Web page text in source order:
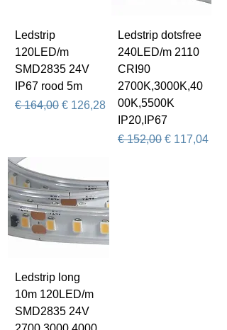
Ledstrip
120LED/m
SMD2835 24V
IP67 rood 5m
Normale prijs
€ 164,00 Verkoopprijs
€ 126,28
Ledstrip dotsfree
240LED/m 2110
CRI90
2700K,3000K,40
00K,5500K
IP20,IP67
Normale prijs
€ 152,00 Verkoopprijs
€ 117,04
Ledstrip long
10m 120LED/m
SMD2835 24V